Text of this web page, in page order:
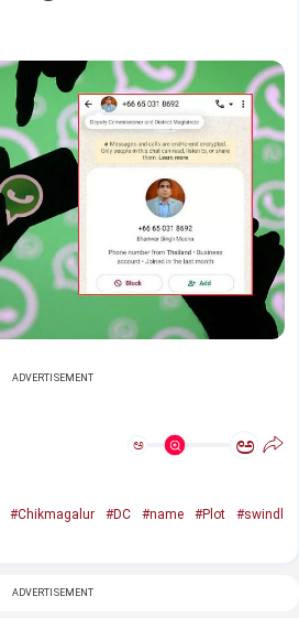
ADVERTISEMENT
ಅ ಅ
#Chikmagalur #DC #name #Plot
#swindl
ADVERTISEMENT